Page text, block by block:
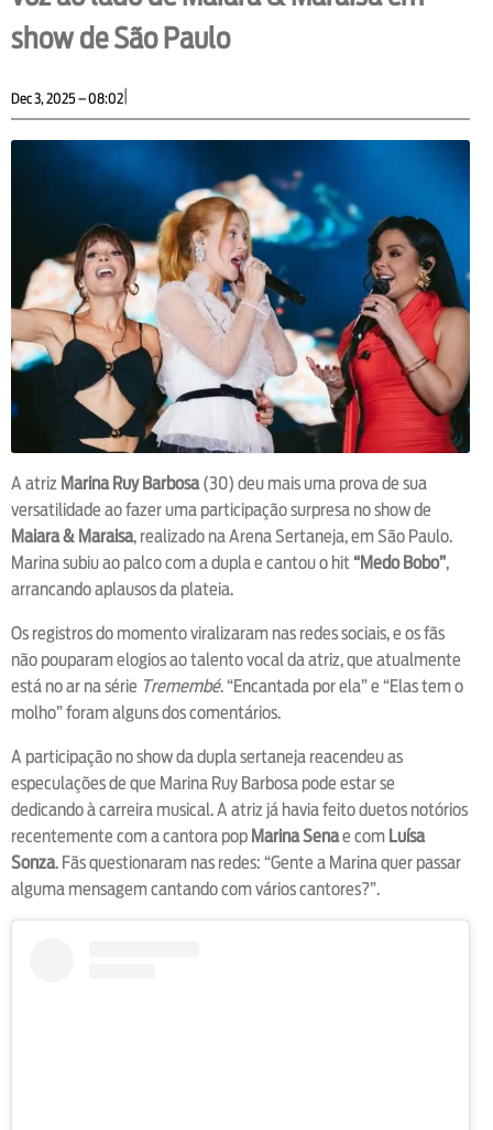
show de São Paulo
Dec 3, 2025 – 08:02
A atriz Marina Ruy Barbosa(30) deu mais uma prova de sua
versatilidade ao fazer uma participação surpresa no show de
Maiara & Maraisa, realizado na Arena Sertaneja, em São Paulo.
Marina subiu ao palco com a dupla e cantou o hit“Medo Bobo”,
arrancando aplausos da plateia.
Os registros do momento viralizaram nas redes sociais, e os fãs
não pouparam elogios ao talento vocal da atriz, que atualmente
está no ar na série Tremembé. “Encantada por ela” e “Elas tem o
molho” foram alguns dos comentários.
A participação no show da dupla sertaneja reacendeu as
especulações de que Marina Ruy Barbosa pode estar se
dedicando à carreira musical. A atriz já havia feito duetos notórios
recentemente com a cantora pop Marina Senae com Luísa
Sonza. Fãs questionaram nas redes: “Gente a Marina quer passar
alguma mensagem cantando com vários cantores?”.